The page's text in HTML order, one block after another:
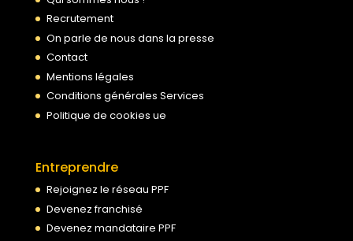
Recrutement
On parle de nous dans la presse
Contact
Mentions légales
Conditions générales Services
Politique de cookies ue
Entreprendre
Rejoignez le réseau PPF
Devenez franchisé
Devenez mandataire PPF